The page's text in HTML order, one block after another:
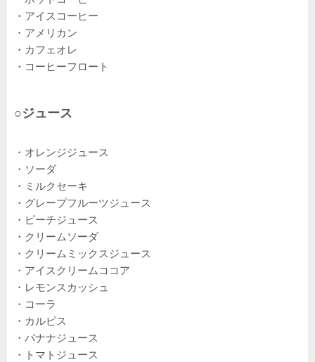
・アイスコーヒー
・アメリカン
・カフェオレ
・コーヒーフロート
○ジュース
・オレンジジュース
・ソーダ
・ミルクセーキ
・グレープフルーツジュース
・ピーチジュース
・クリームソーダ
・クリームミックスジュース
・アイスクリームココア
・レモンスカッシュ
・コーラ
・カルピス
・バナナジュース
・トマトジュース